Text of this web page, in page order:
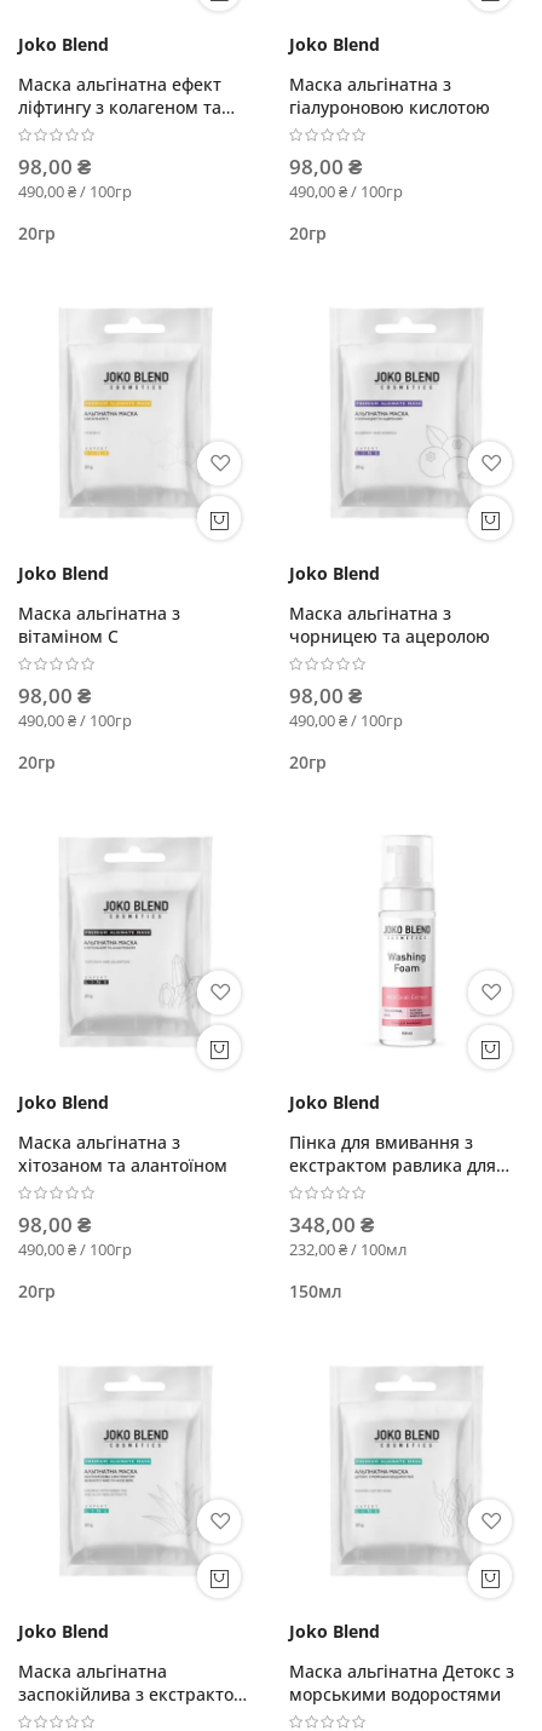
Joko Blend
Маска альгінатна ефект
ліфтингу з колагеном та
еластином
98,00 ₴
490,00 ₴ / 100гр
20гр
Joko Blend
Маска альгінатна з
гіалуроновою кислотою
98,00 ₴
490,00 ₴ / 100гр
20гр
Joko Blend
Маска альгінатна з
вітаміном С
98,00 ₴
490,00 ₴ / 100гр
20гр
Joko Blend
Маска альгінатна з
чорницею та ацеролою
98,00 ₴
490,00 ₴ / 100гр
20гр
Joko Blend
Маска альгінатна з
хітозаном та алантоїном
98,00 ₴
490,00 ₴ / 100гр
20гр
Joko Blend
Пінка для вмивання з
екстрактом равлика для
нормальної шкіри
348,00 ₴
232,00 ₴ / 100мл
150мл
Joko Blend
Маска альгінатна
заспокійлива з екстрактом
зеленого чаю та алое вера
Joko Blend
Маска альгінатна Детокс з
морськими водоростями